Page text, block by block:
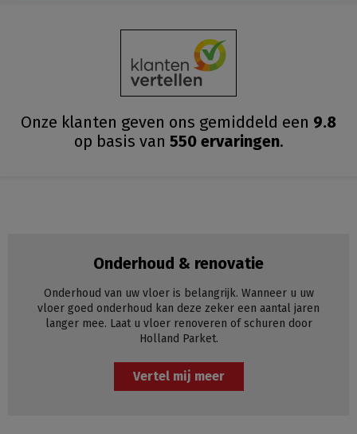
Onze klanten geven ons gemiddeld een 9.8
op basis van 550ervaringen.
Onderhoud & renovatie
Onderhoud van uw vloer is belangrijk. Wanneer u uw
vloer goed onderhoud kan deze zeker een aantal jaren
langer mee. Laat u vloer renoveren of schuren door
Holland Parket.
Vertel mij meer